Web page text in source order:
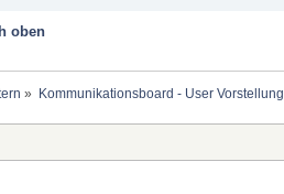
oben
» Kommunikationsboard - User Vorstellung